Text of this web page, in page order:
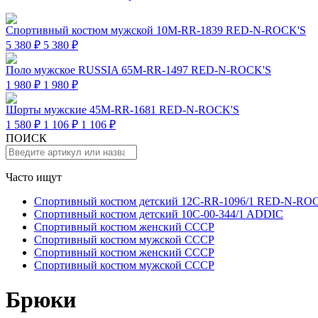
Спортивный костюм мужской 10M-RR-1839 RED-N-ROCK'S
5 380 ₽ 5 380 ₽
Поло мужское RUSSIA 65M-RR-1497 RED-N-ROCK'S
1 980 ₽ 1 980 ₽
Шорты мужские 45M-RR-1681 RED-N-ROCK'S
1 580 ₽ 1 106 ₽ 1 106 ₽
ПОИСК
Часто ищут
Спортивный костюм детский 12C-RR-1096/1 RED-N-
Спортивный костюм детский 10C-00-344/1 ADDIC
Спортивный костюм женский СССР
Спортивный костюм мужской СССР
Спортивный костюм женский СССР
Спортивный костюм мужской СССР
Брюки